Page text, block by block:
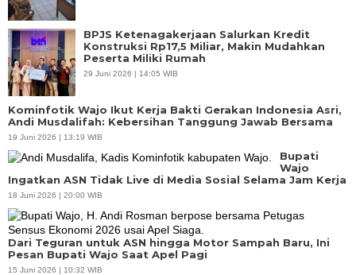
BPJS Ketenagakerjaan Salurkan Kredit
Konstruksi Rp17,5 Miliar, Makin Mudahkan
Peserta Miliki Rumah
29 Juni 2026 | 14:05 WIB
Kominfotik Wajo Ikut Kerja Bakti Gerakan Indonesia Asri,
Andi Musdalifah: Kebersihan Tanggung Jawab Bersama
19 Juni 2026 | 13:19 WIB
Bupati
Wajo
Ingatkan ASN Tidak Live di Media Sosial Selama Jam Kerja
18 Juni 2026 | 20:00 WIB
Dari Teguran untuk ASN hingga Motor Sampah Baru, Ini
Pesan Bupati Wajo Saat Apel Pagi
15 Juni 2026 | 10:32 WIB